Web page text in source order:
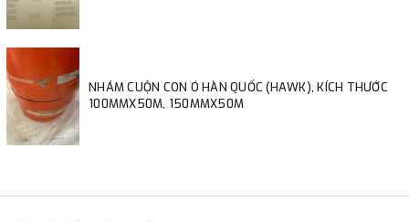
NHÁM CUỘN CON Ó HÀN QUỐC (HAWK), KÍCH THƯỚC
100MMX50M, 150MMX50M